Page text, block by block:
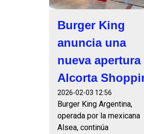
Burger King
anuncia una
nueva apertura
Alcorta
2026-02-03 12:56
Burger King Argentina,
operada por la mexicana
Alsea, continúa